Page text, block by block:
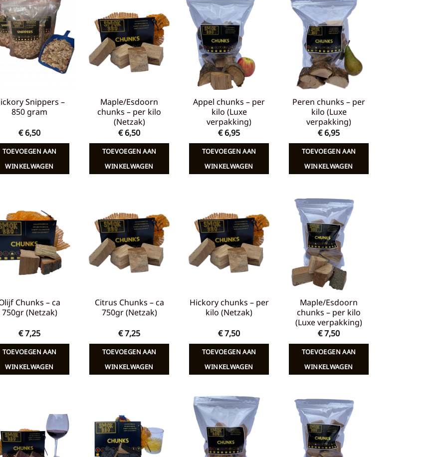
Toevoegen
aan
verlanglijst
Snippers –
850 gram
€6,50
TOEVOEGEN AAN
WINKELWAGEN
Toevoegen
aan
verlanglijst
Maple/Esdoorn
chunks – per kilo
(Netzak)
€6,50
TOEVOEGEN AAN
WINKELWAGEN
Toevoegen
verlanglijst
Appel chunks – per
kilo (Luxe
verpakking)
€6,95
TOEVOEGEN AAN
WINKELWAGEN
Toevoegen
aan
verlanglijst
Peren chunks – per
kilo (Luxe
verpakking)
€6,95
TOEVOEGEN AAN
WINKELWAGEN
Toevoegen
aan
verlanglijst
Chunks – ca
750gr (Netzak)
€7,25
TOEVOEGEN AAN
WINKELWAGEN
Toevoegen
aan
verlanglijst
Citrus Chunks – ca
750gr (Netzak)
€7,25
TOEVOEGEN AAN
WINKELWAGEN
Toevoegen
aan
verlanglijst
Hickory chunks – per
kilo (Netzak)
€7,50
TOEVOEGEN AAN
WINKELWAGEN
Toevoegen
aan
verlanglijst
Maple/Esdoorn
chunks – per kilo
(Luxe verpakking)
€7,50
TOEVOEGEN AAN
WINKELWAGEN
Toevoegen
aan
verlanglijst
Toevoegen
aan
verlanglijst
Toevoegen
aan
verlanglijst
Toevoegen
aan
verlanglijst